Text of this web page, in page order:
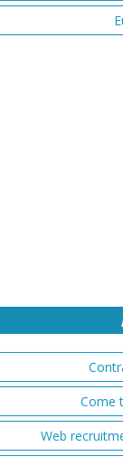
Come
Web